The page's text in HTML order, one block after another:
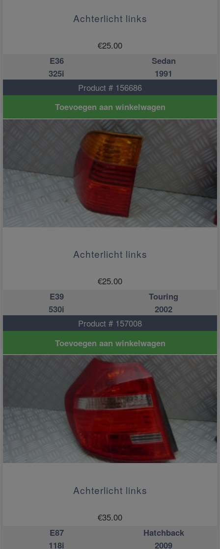
Achterlicht links
€25.00
E36
Sedan
325i
1991
Product # 156686
Toevoegen aan winkelwagen
Achterlicht links
€25.00
E39
Touring
530i
2002
Product # 157008
Toevoegen aan winkelwagen
Achterlicht links
€35.00
E87
Hatchback
118i
2009